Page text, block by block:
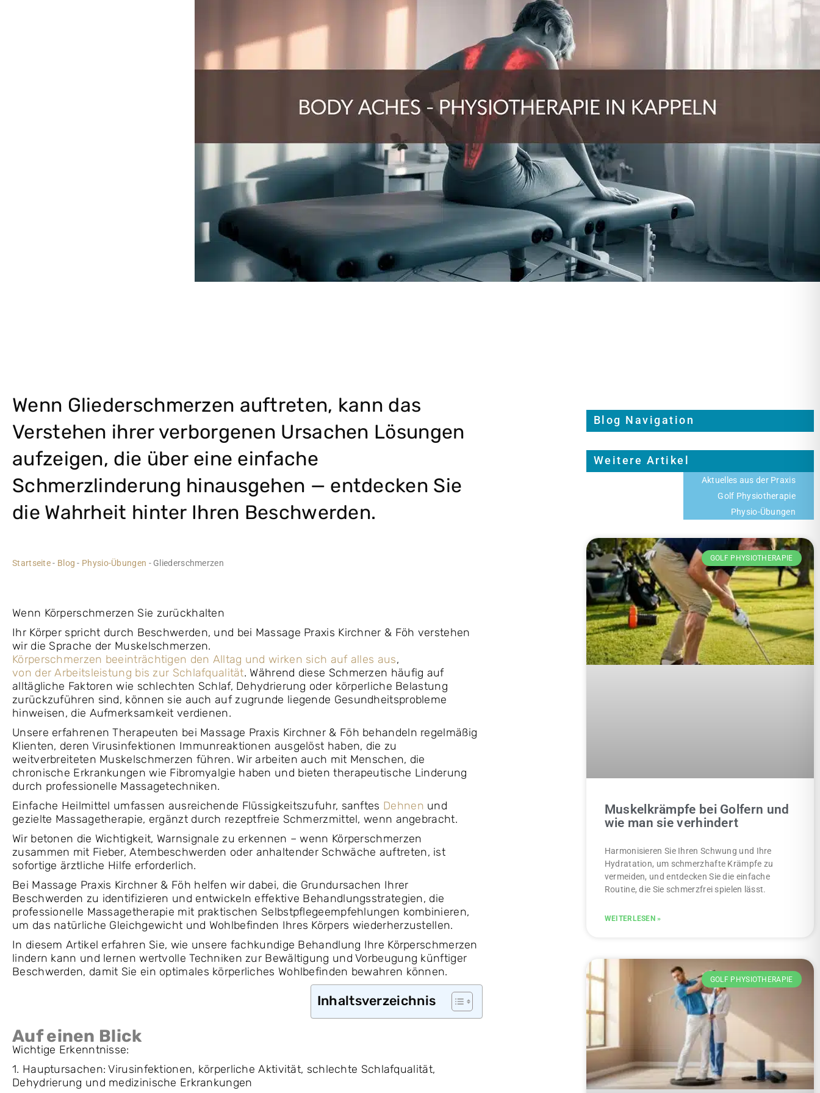
Wenn Gliederschmerzen auftreten, kann das
Verstehen ihrer verborgenen Ursachen Lösungen
aufzeigen, die über eine einfache
Schmerzlinderung hinausgehen — entdecken Sie
die Wahrheit hinter Ihren Beschwerden.
Startseite- Blog - Physio-Übungen - Gliederschmerzen
Wenn Körperschmerzen Sie zurückhalten
Ihr Körper spricht durch Beschwerden, und bei Massage Praxis Kirchner & Föh verstehen
wir die Sprache der Muskelschmerzen.
Körperschmerzen beeinträchtigen den Alltag und wirken sich auf alles aus,
von der Arbeitsleistung bis zur Schlafqualität. Während diese Schmerzen häufig auf
alltägliche Faktoren wie schlechten Schlaf, Dehydrierung oder körperliche Belastung
zurückzuführen sind, können sie auch auf zugrunde liegende Gesundheitsprobleme
hinweisen, die Aufmerksamkeit verdienen.
Unsere erfahrenen Therapeuten bei Massage Praxis Kirchner & Föh behandeln regelmäßig
Klienten, deren Virusinfektionen Immunreaktionen ausgelöst haben, die zu
weitverbreiteten Muskelschmerzen führen. Wir arbeiten auch mit Menschen, die
chronische Erkrankungen wie Fibromyalgie haben und bieten therapeutische Linderung
durch professionelle Massagetechniken.
Einfache Heilmittel umfassen ausreichende Flüssigkeitszufuhr, sanftes Dehnen und
gezielte Massagetherapie, ergänzt durch rezeptfreie Schmerzmittel, wenn angebracht.
Wir betonen die Wichtigkeit, Warnsignale zu erkennen – wenn Körperschmerzen
zusammen mit Fieber, Atembeschwerden oder anhaltender Schwäche auftreten, ist
sofortige ärztliche Hilfe erforderlich.
Bei Massage Praxis Kirchner & Föh helfen wir dabei, die Grundursachen Ihrer
Beschwerden zu identifizieren und entwickeln effektive Behandlungsstrategien, die
professionelle Massagetherapie mit praktischen Selbstpflegeempfehlungen kombinieren,
um das natürliche Gleichgewicht und Wohlbefinden Ihres Körpers wiederherzustellen.
In diesem Artikel erfahren Sie, wie unsere fachkundige Behandlung Ihre Körperschmerzen
lindern kann und lernen wertvolle Techniken zur Bewältigung und Vorbeugung künftiger
Beschwerden, damit Sie ein optimales körperliches Wohlbefinden bewahren können.
Inhaltsverzeichnis
Auf einen Blick
Wichtige Erkenntnisse:
1. Hauptursachen: Virusinfektionen, körperliche Aktivität, schlechte Schlafqualität,
Dehydrierung und medizinische Erkrankungen
Blog Navigation
Weitere Artikel
Aktuelles aus der Praxis
Golf Physiotherapie
Physio-Übungen
GOLF PHYSIOTHERAPIE
Muskelkrämpfe bei Golfern und
wie man sie verhindert
Harmonisieren Sie Ihren Schwung und Ihre
Hydratation, um schmerzhafte Krämpfe zu
vermeiden, und entdecken Sie die einfache
Routine, die Sie schmerzfrei spielen lässt.
WEITERLESEN »
GOLF PHYSIOTHERAPIE